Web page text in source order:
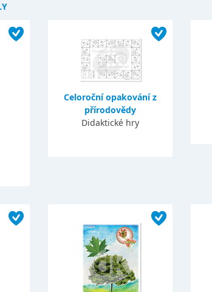
Celoroční opakování z
přírodovědy
Didaktické hry